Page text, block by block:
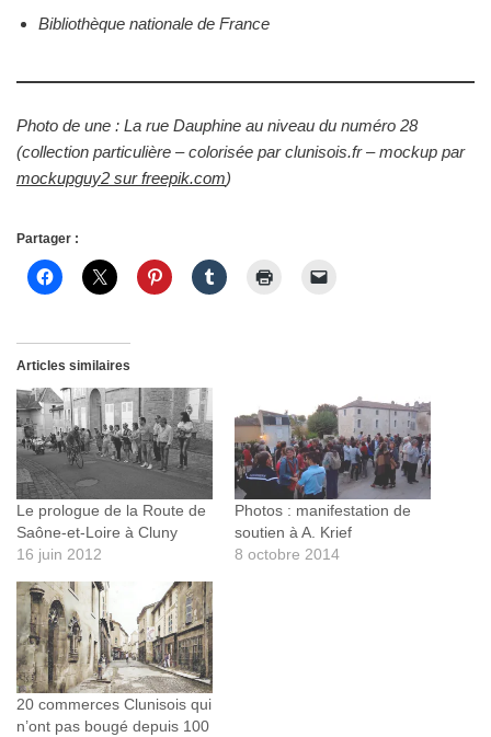
Bibliothèque nationale de France
Photo de une : La rue Dauphine au niveau du numéro 28
(collection particulière – colorisée par clunisois.fr – mockup par
mockupguy2 sur freepik.com)
Partager :
Articles similaires
Le prologue de la Route de
Saône-et-Loire à Cluny
16 juin 2012
Photos : manifestation de
soutien à A. Krief
8 octobre 2014
20 commerces Clunisois qui
n’ont pas bougé depuis 100